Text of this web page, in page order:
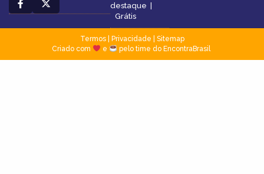
destaque
Grátis
Termos| Privacidade
Sitemap
Criado com
e pelo time do EncontraBrasil